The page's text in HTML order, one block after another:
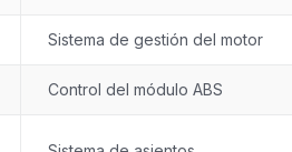
Sistema de gestión del motor
Control del módulo ABS